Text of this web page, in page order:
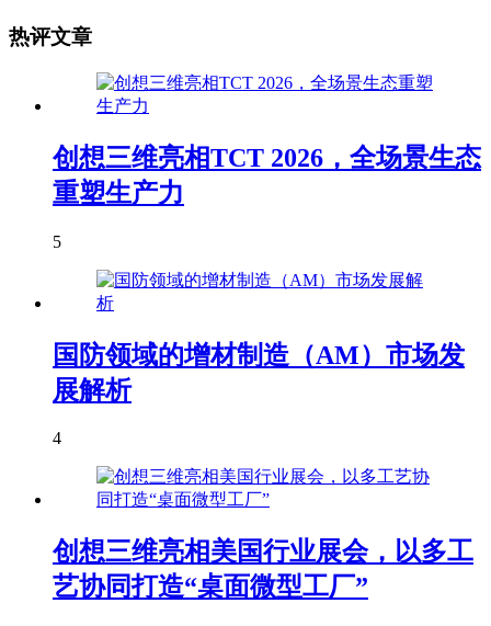
热评文章
创想三维亮相TCT 2026，全场景生态
重塑生产力
5
国防领域的增材制造（AM）市场发
展解析
4
创想三维亮相美国行业展会，以多工
艺协同打造“桌面微型工厂”